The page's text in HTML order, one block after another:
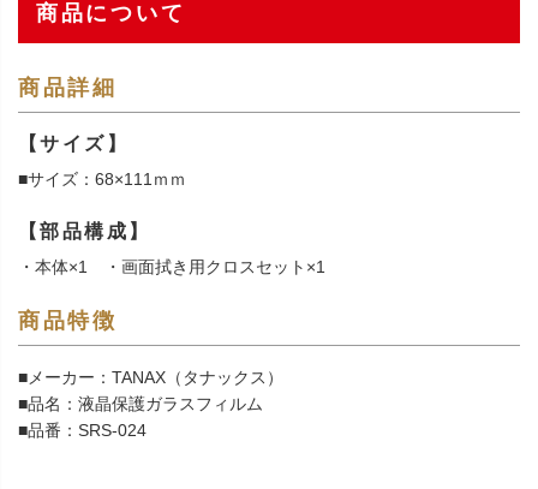
商品について
商品詳細
【サイズ】
■サイズ：68×111ｍｍ
【部品構成】
・本体×1 ・画面拭き用クロスセット×1
商品特徴
■メーカー：TANAX（タナックス）
■品名：液晶保護ガラスフィルム
■品番：SRS-024